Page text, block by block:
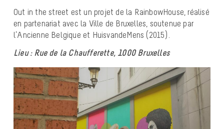
Out in the street est un projet de la RainbowHouse, réalisé
en partenariat avec la Ville de Bruxelles, soutenue par
l’Ancienne Belgique et HuisvandeMens (2015).
Lieu : Rue de la Chaufferette, 1000 Bruxelles